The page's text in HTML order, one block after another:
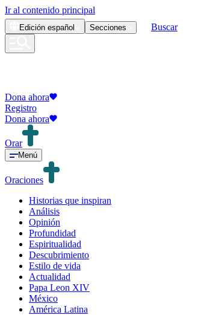
Ir al contenido principal
Edición español Secciones Buscar
Dona ahora
Registro
Dona ahora
Orar
Menú
Oraciones
Historias que inspiran
Análisis
Opinión
Profundidad
Espiritualidad
Descubrimiento
Estilo de vida
Actualidad
Papa Leon XIV
México
América Latina